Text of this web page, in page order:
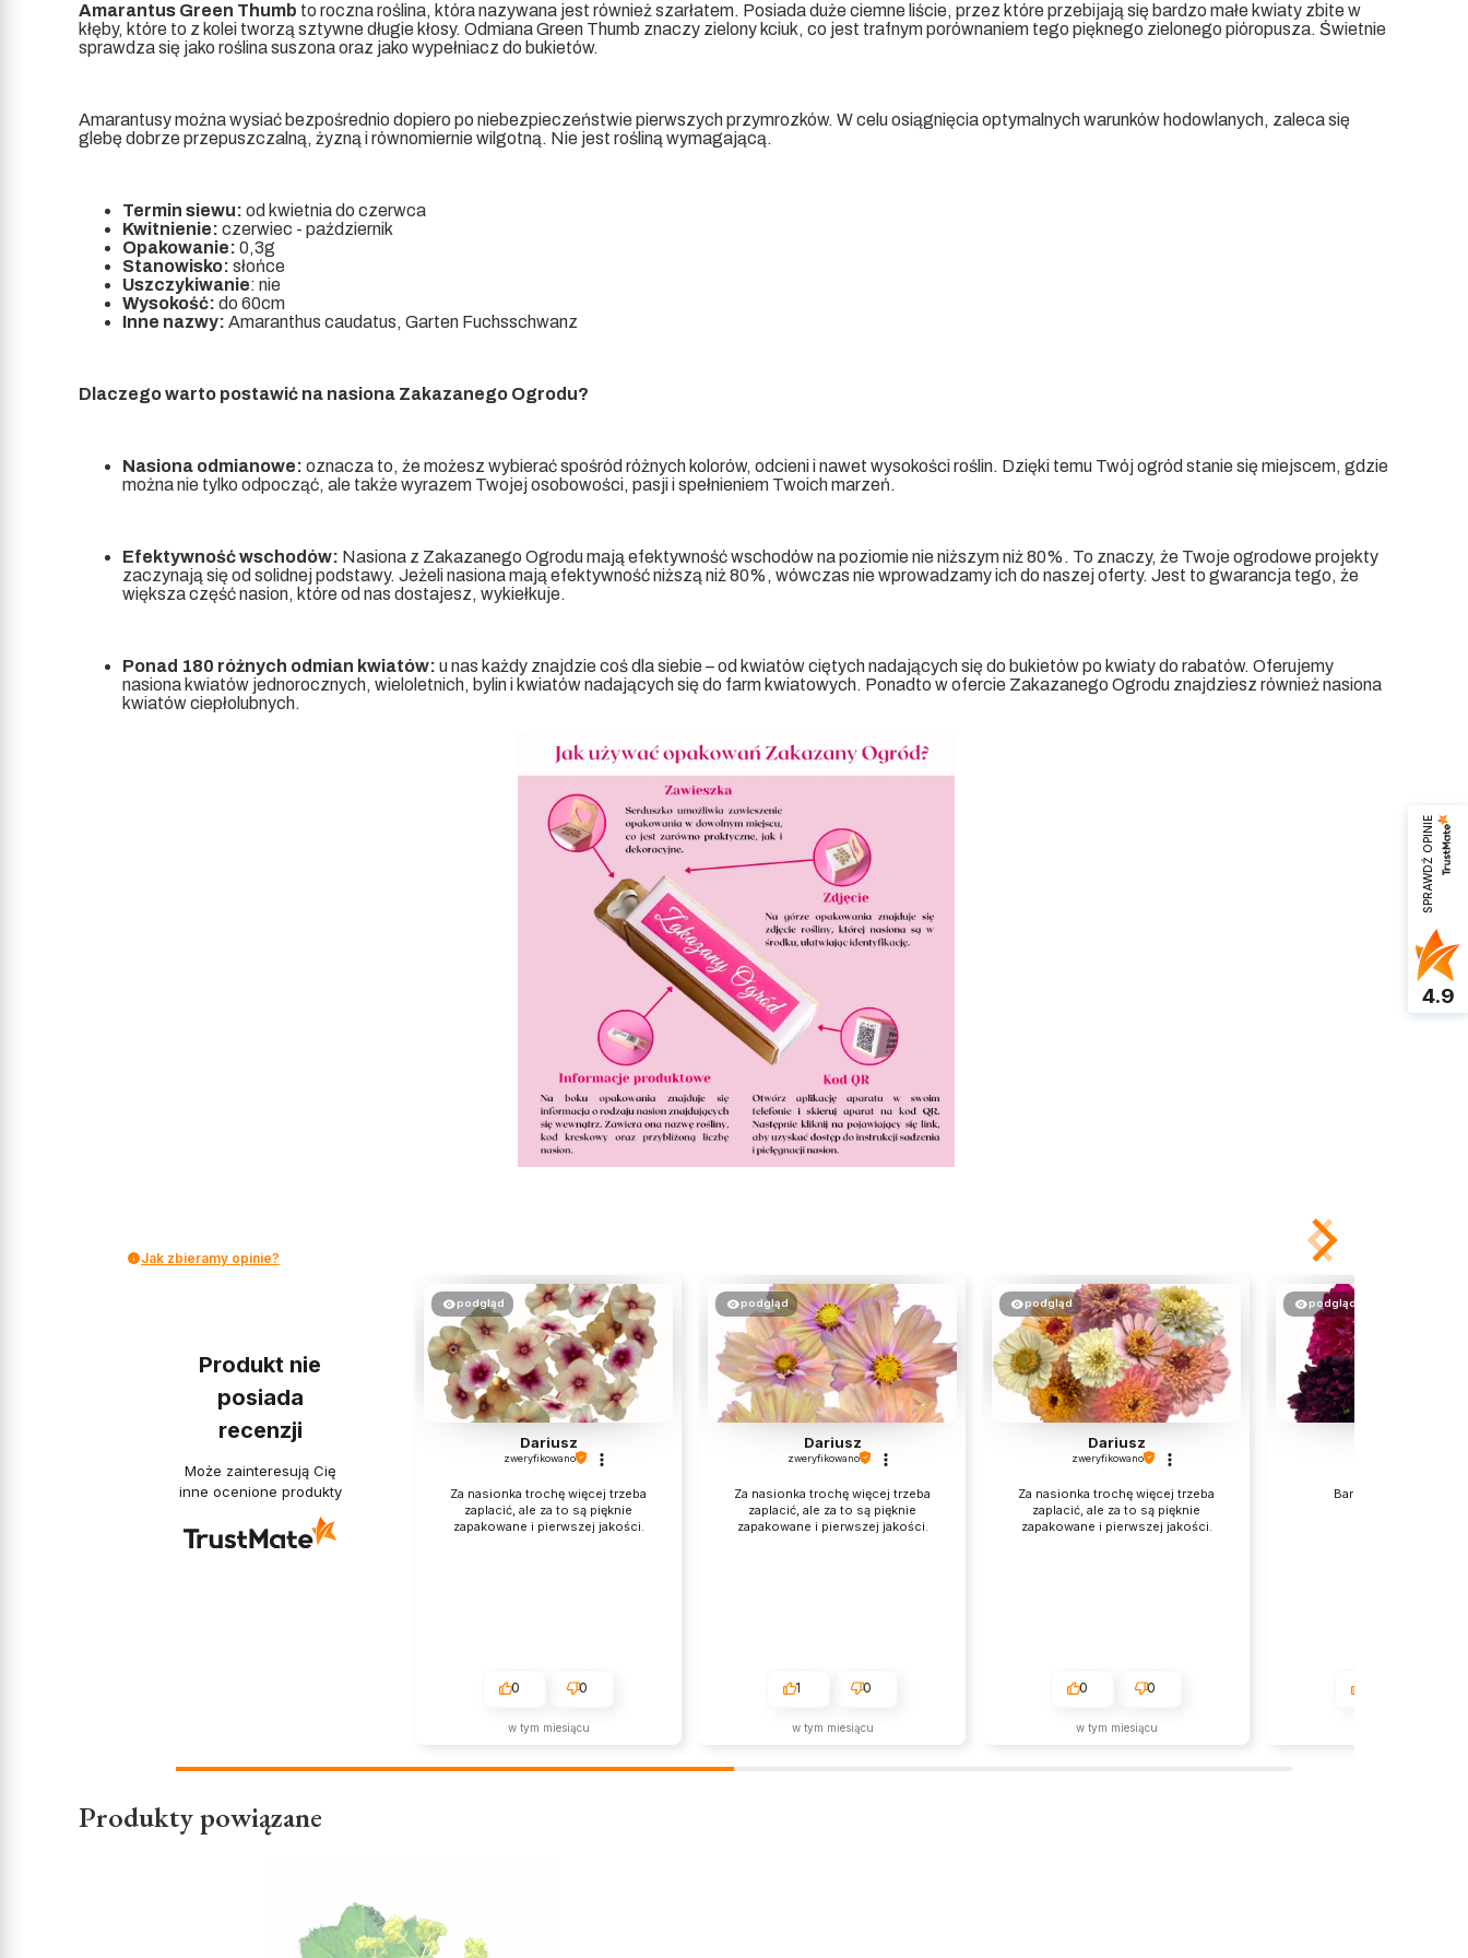
Amarantus Green Thumb to roczna roślina, która nazywana jest również szarłatem. Posiada duże ciemne liście, przez które przebijają się bardzo małe kwiaty zbite w
kłęby, które to z kolei tworzą sztywne długie kłosy. Odmiana Green Thumb znaczy zielony kciuk, co jest trafnym porównaniem tego pięknego zielonego pióropusza. Świetnie
sprawdza się jako roślina suszona oraz jako wypełniacz do bukietów.
Amarantusy można wysiać bezpośrednio dopiero po niebezpieczeństwie pierwszych przymrozków. W celu osiągnięcia optymalnych warunków hodowlanych, zaleca się
glebę dobrze przepuszczalną, żyzną i równomiernie wilgotną. Nie jest rośliną wymagającą.
Termin siewu: od kwietnia do czerwca
Kwitnienie: czerwiec - październik
Opakowanie: 0,3g
Stanowisko: słońce
Uszczykiwanie: nie
Wysokość: do 60cm
Inne nazwy: Amaranthus caudatus, Garten Fuchsschwanz
Dlaczego warto postawić na nasiona Zakazanego Ogrodu?
Nasiona odmianowe: oznacza to, że możesz wybierać spośród różnych kolorów, odcieni i nawet wysokości roślin. Dzięki temu Twój ogród stanie się miejscem, gdzie
można nie tylko odpocząć, ale także wyrazem Twojej osobowości, pasji i spełnieniem Twoich marzeń.
Efektywność wschodów: Nasiona z Zakazanego Ogrodu mają efektywność wschodów na poziomie nie niższym niż 80%. To znaczy, że Twoje ogrodowe projekty
zaczynają się od solidnej podstawy. Jeżeli nasiona mają efektywność niższą niż 80%, wówczas nie wprowadzamy ich do naszej oferty. Jest to gwarancja tego, że
większa część nasion, które od nas dostajesz, wykiełkuje.
Ponad 180 różnych odmian kwiatów: u nas każdy znajdzie coś dla siebie – od kwiatów ciętych nadających się do bukietów po kwiaty do rabatów. Oferujemy
nasiona kwiatów jednorocznych, wieloletnich, bylin i kwiatów nadających się do farm kwiatowych. Ponadto w ofercie Zakazanego Ogrodu znajdziesz również nasiona
kwiatów ciepłolubnych.
Jak zbieramy opinie?
Produkt nie
posiada
recenzji
Może zainteresują Cię
inne ocenione produkty
podgląd
Dariusz
zweryfikowano
Za nasionka trochę więcej trzeba
zaplacić, ale za to są pięknie
zapakowane i pierwszej jakości.
0 0
w tym miesiącu
podgląd
Dariusz
zweryfikowano
Za nasionka trochę więcej trzeba
zaplacić, ale za to są pięknie
zapakowane i pierwszej jakości.
1 0
w tym miesiącu
podgląd
Dariusz
zweryfikowano
Za nasionka trochę więcej trzeba
zaplacić, ale za to są pięknie
zapakowane i pierwszej jakości.
0 0
w tym miesiącu
podgląd
Bardzo dobry wschód
Produkty powiązane
SPRAWDŹ OPINIE
4.9